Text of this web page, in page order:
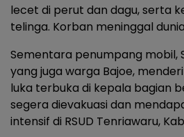
lecet di perut dan dagu, serta
telinga. Korban meninggal
Sementara penumpang mobil,
yang juga warga Bajoe,
luka terbuka di kepala bagian
segera dievakuasi dan
intensif di RSUD Tenriawaru,